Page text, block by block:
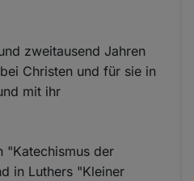
zweitausend Jahren
Christen und für sie in
mit ihr
"Katechismus der
in Luthers "Kleiner